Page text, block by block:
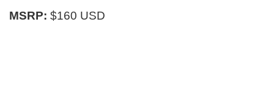
MSRP: $160 USD